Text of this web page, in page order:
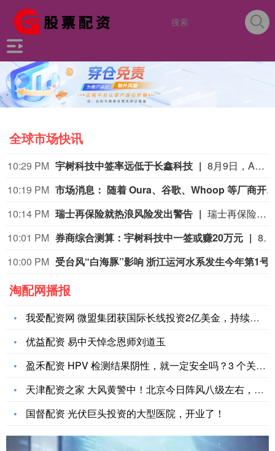
全球市场快讯
10:29 PM 宇树科技中签率远低于长鑫科技
8月9日，A股“人形机器人第一股”宇树科技8月10日将在科创板正式开启申购。考虑到宇树科技本次发行流通盘规模较小，又叠加“第一股”的题材光环，多家券商综合测算显示，其预计中签率在万分之二至万分之三之间，远低于长鑫科技0.47%的中签率水平。数据显示，2026年以来A股新股上市首日平均涨幅高达276.04%，若以此测算，中一签宇树科技账面盈利有望突破20万元；若对标年内科创板新股首日466.61%的平均涨幅，单签盈利可达35.18万元。 (21财经)
10:19 PM
市场消息： 随着 Oura、谷歌、Whoop 等厂商开启可穿戴设备新时代，苹果正考虑对 Apple Watch 进行重大调整。今年的机型将主要聚焦性能，以及健康、健身追
10:14 PM 瑞士再保险就热浪风险发出警告
瑞士再保险首席执行官贝格尔（Andreas Berger）在接受瑞士《周日新苏黎世报》（NZZ am Sonntag）采访时表示：”热浪及其相关死亡人数的风险被低估了。”他补充说：”我们需要提高对由此产生的危险的认识。”贝格尔是在瑞士再保险公布2026年上半年净利润增长9%之后发表上述言论的，他表示现在断言超额死亡率将如何影响这家总部位于苏黎世的公司的财务数据还为时过早。
10:01 PM 券商综合测算：宇树科技中一签或赚20万元
8月10日，A股“人形机器人第一股”宇树科技（688836.SH）将在科创板正式开启申购。考虑到宇树科技本次发行流通盘规模较小，又叠加“第一股”的题材光环，多家券商综合测算显示，其预计中签率在万分之二至万分之三之间，远低于长鑫科技0.47%的中签率水平。数据显示，2026年以来A股新股上市首日平均涨幅高达276.04%，若以此测算，中一签宇树科技账面盈利有望突破20万元；若对标年内科创板新股首日466.61%的平均涨幅，单签盈利可达35.18万元。（21世纪经济报道）
10:00 PM
淘配网播报
我爱配资网 微盟集团获国际长线投资2亿美金，持续加码AI
优益配资 易中天悼念恩师刘道玉
盈禾配资 HPV 检测结果阴性，就一定安全吗？3 个关键提醒
天津配资之家 大风黄警中！北京今日阵风八级左右，最高11℃，
国督配资 光伏巨头投资的大型医院，开业了！